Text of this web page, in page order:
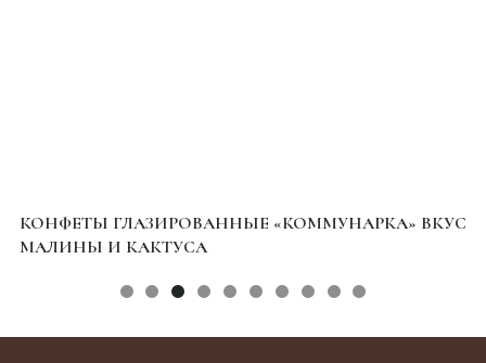
КОНФЕТЫ ГЛАЗИРОВАННЫЕ «КОММУНАРКА» ВКУС
МАЛИНЫ И КАКТУСА